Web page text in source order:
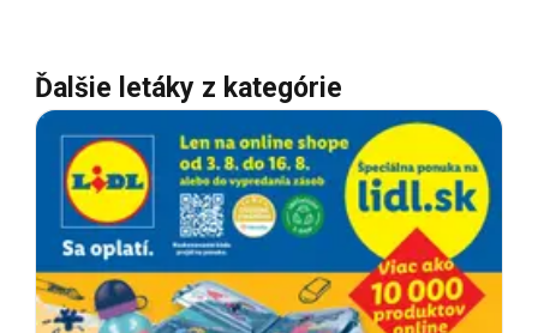
Ďalšie letáky z kategórie